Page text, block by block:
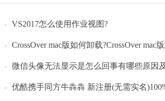
VS2017怎么使用作业视图?
CrossOver mac版如何卸载?CrossOver mac版卸载的两
微信头像无法显示是怎么回事有哪些原因及解
优酷携手同方牛犇犇 新注册(无需实名)100%获一个月优酷vip